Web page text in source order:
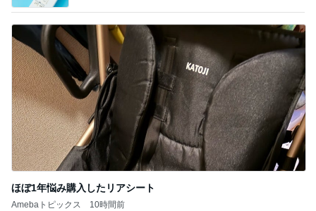
ほぼ1年悩み購入したリアシート
Amebaトピックス 10時間前